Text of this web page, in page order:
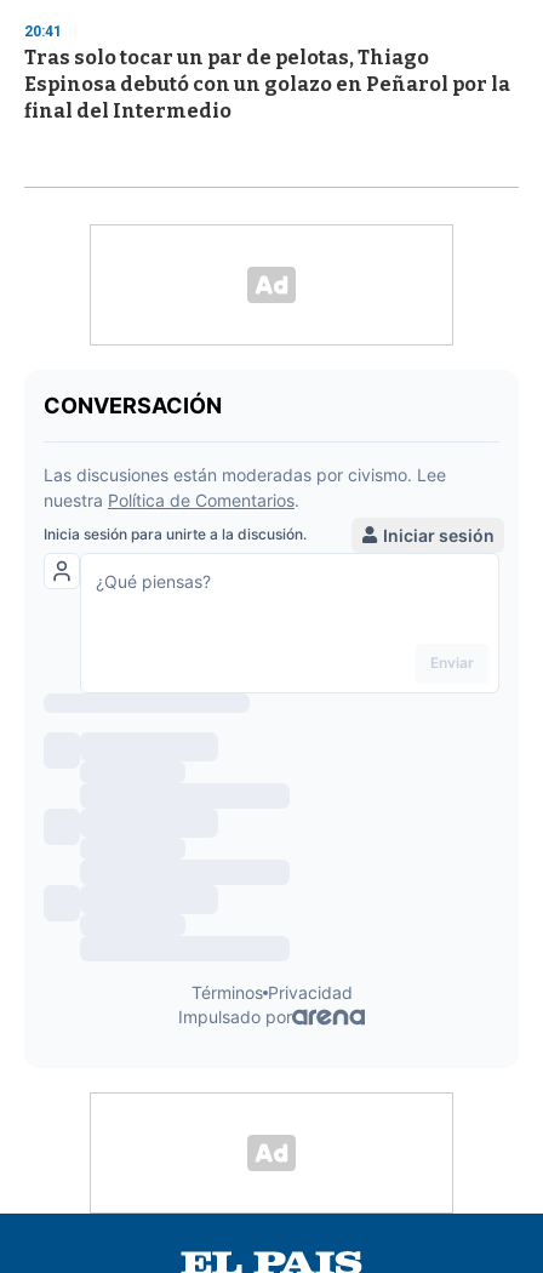
20:41
Tras solo tocar un par de pelotas, Thiago
Espinosa debutó con un golazo en Peñarol por la
final del Intermedio